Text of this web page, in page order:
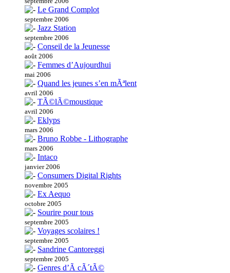
Le Grand Complot
septembre 2006
Jazz Station
septembre 2006
Conseil de la Jeunesse
août 2006
Femmes d’Aujourdhui
mai 2006
Quand les jeunes s’en mÃªlent
avril 2006
TÃ©lÃ©moustique
avril 2006
Eklyps
mars 2006
Bruno Robbe - Lithographe
mars 2006
Intaco
janvier 2006
Consumers Digital Rights
novembre 2005
Ex Aequo
octobre 2005
Sourire pour tous
septembre 2005
Voyages scolaires !
septembre 2005
Sandrine Cantoreggi
septembre 2005
Genres d’Ã cÃ´tÃ©